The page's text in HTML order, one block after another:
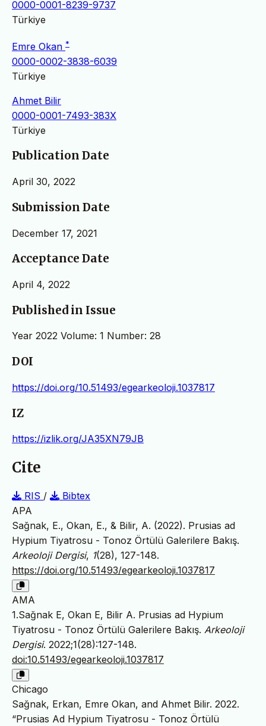
0000-0001-8239-9737
Türkiye
Emre Okan *
0000-0002-3838-6039
Türkiye
Ahmet Bilir
0000-0001-7493-383X
Türkiye
Publication Date
April 30, 2022
Submission Date
December 17, 2021
Acceptance Date
April 4, 2022
Published in Issue
Year 2022 Volume: 1 Number: 28
DOI
https://doi.org/10.51493/egearkeoloji.1037817
IZ
https://izlik.org/JA35XN79JB
Cite
RIS /
Bibtex
APA
Sağnak, E., Okan, E., & Bilir, A. (2022). Prusias ad
Hypium Tiyatrosu - Tonoz Örtülü Galerilere Bakış.
Arkeoloji Dergisi, 1(28), 127-148.
https://doi.org/10.51493/egearkeoloji.1037817
AMA
1.Sağnak E, Okan E, Bilir A. Prusias ad Hypium
Tiyatrosu - Tonoz Örtülü Galerilere Bakış. Arkeoloji
Dergisi. 2022;1(28):127-148.
doi:10.51493/egearkeoloji.1037817
Chicago
Sağnak, Erkan, Emre Okan, and Ahmet Bilir. 2022.
“Prusias Ad Hypium Tiyatrosu - Tonoz Örtülü